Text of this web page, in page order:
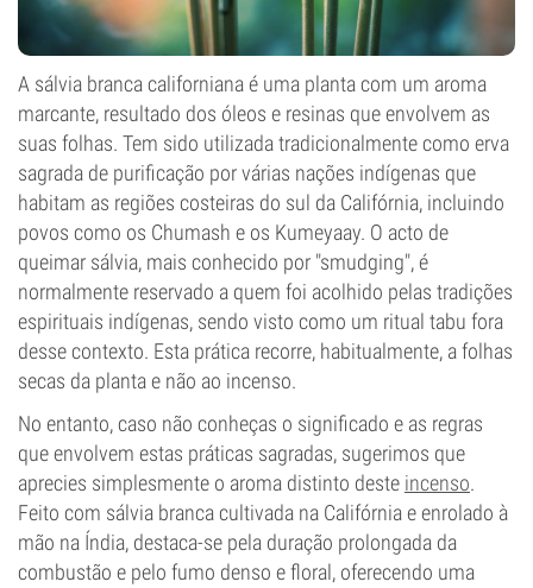
A sálvia branca californiana é uma planta com um aroma
marcante, resultado dos óleos e resinas que envolvem as
suas folhas. Tem sido utilizada tradicionalmente como erva
sagrada de purificação por várias nações indígenas que
habitam as regiões costeiras do sul da Califórnia, incluindo
povos como os Chumash e os Kumeyaay. O acto de
queimar sálvia, mais conhecido por "smudging", é
normalmente reservado a quem foi acolhido pelas tradições
espirituais indígenas, sendo visto como um ritual tabu fora
desse contexto. Esta prática recorre, habitualmente, a folhas
secas da planta e não ao incenso.
No entanto, caso não conheças o significado e as regras
que envolvem estas práticas sagradas, sugerimos que
aprecies simplesmente o aroma distinto deste incenso.
Feito com sálvia branca cultivada na Califórnia e enrolado à
mão na Índia, destaca-se pela duração prolongada da
combustão e pelo fumo denso e floral, oferecendo uma